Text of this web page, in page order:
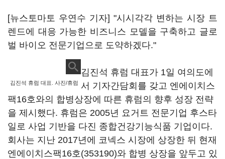
[뉴스토마토 우연수 기자] "시시각각 변하는 시장 트
렌드에 대응 가능한 비즈니스 모델을 구축하고 글로
벌 바이오 전문기업으로 도약하겠다."
김진석 휴럼 대표. 사진/휴럼
김진석 휴럼 대표가 1일 여의도에
서 기자간담회를 갖고 엔에이치스
팩16호와의 합병상장에 따른 휴럼의 향후 성장 전략
을 제시했다. 휴럼은 2005년 요거트 전문기업 후스타
일로 사업 기반을 다진 종합건강기능식품 기업이다.
회사는 지난 2017년에 코넥스 시장에 상장한 뒤 현재
엔에이치스팩16호(353190)와 합병 상장을 앞두고 있